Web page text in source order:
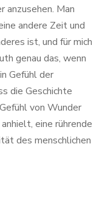
anzusehen. Man
andere Zeit und
ist, und für mich
genau das, wenn
Gefühl der
die Geschichte
von Wunder
eine rührende
des menschlichen